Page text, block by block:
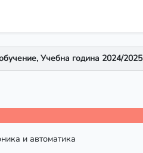
Учебна година 2024/2025
и автоматика